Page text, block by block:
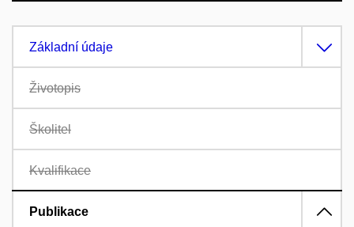
Základní údaje
Životopis
Školitel
Kvalifikace
Publikace